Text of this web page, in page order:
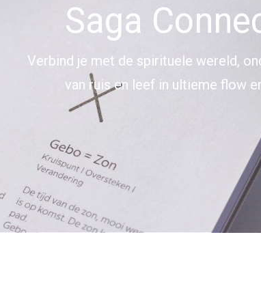
Saga
Verbind je met de spirituele wereld,
van ruis en leef in ultieme flow